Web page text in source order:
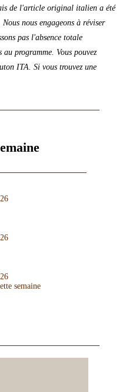
de l'article original italien a été
nous engageons à réviser
pas l'absence totale
programme. Vous pouvez
ITA. Si vous trouvez une
semaine